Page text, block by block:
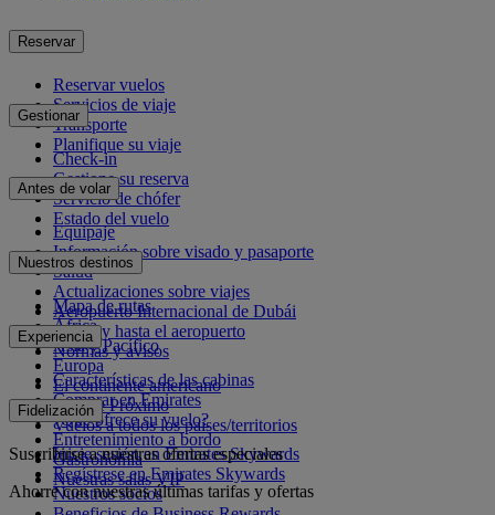
Reservar
Reservar vuelos
Servicios de viaje
Transporte
Planifique su viaje
Gestionar
Check-in
Gestione su reserva
Servicio de chófer
Estado del vuelo
Antes de volar
Equipaje
Información sobre visado y pasaporte
Salud
Actualizaciones sobre viajes
Aeropuerto Internacional de Dubái
Desde y hasta el aeropuerto
Normas y avisos
Nuestros destinos
Mapa de rutas
África
Asia y Pacífico
Europa
El continente americano
Oriente Próximo
Vuelos a todos los países/territorios
Experiencia
Características de las cabinas
Comprar en Emirates
¿Qué ofrece su vuelo?
Entretenimiento a bordo
Gastronomía
Nuestras salas VIP
Fidelización
Inicie sesión en Emirates Skywards
Regístrese en Emirates Skywards
Nuestros socios
Suscribirse a nuestras ofertas especiales
Ahorre con nuestras últimas tarifas y ofertas